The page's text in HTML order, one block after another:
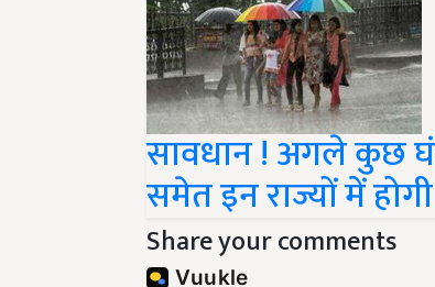
सावधान ! अगले कुछ
समेत इन राज्यों में
Share your comments